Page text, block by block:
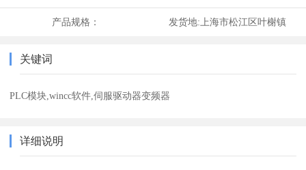
产品规格： 发货地: 上海市松江区叶榭镇
关键词
PLC模块,wincc软件,伺服驱动器变频器
详细说明